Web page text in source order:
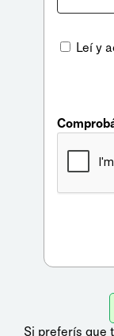
Leí y
Si preferís que